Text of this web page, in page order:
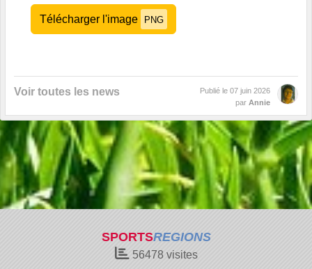
Télécharger l'image PNG
Voir toutes les news Publié le 07 juin 2026
par Annie
SPORTSREGIONS
56478visites